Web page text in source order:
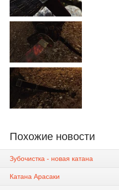
Похожие новости
Зубочистка - новая катана
Катана Арасаки